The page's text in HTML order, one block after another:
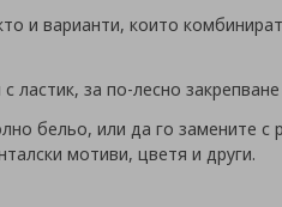
и варианти, които
за по-лесно
бельо, или да го замените с
мотиви, цветя и други.